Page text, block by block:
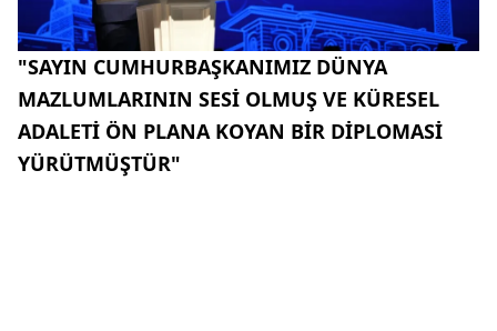
"SAYIN CUMHURBAŞKANIMIZ DÜNYA
MAZLUMLARININ SESİ OLMUŞ VE KÜRESEL
ADALETİ ÖN PLANA KOYAN BİR DİPLOMASİ
YÜRÜTMÜŞTÜR"